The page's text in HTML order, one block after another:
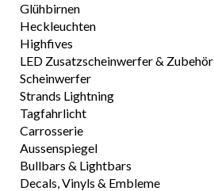
Glühbirnen
Heckleuchten
Highfives
LED Zusatzscheinwerfer & Zubehör
Scheinwerfer
Strands Lightning
Tagfahrlicht
Carrosserie
Aussenspiegel
Bullbars & Lightbars
Decals, Vinyls & Embleme